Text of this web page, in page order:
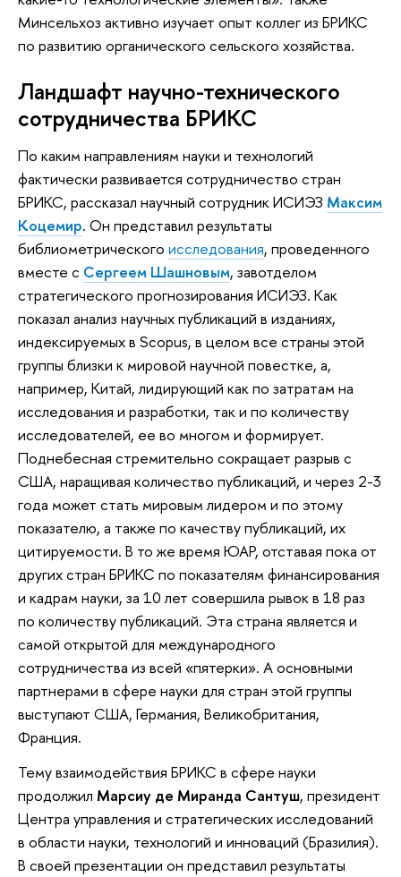
Минсельхоз активно изучает опыт коллег из БРИКС
по развитию органического сельского хозяйства.
Ландшафт научно-технического
сотрудничества БРИКС
По каким направлениям науки и технологий
фактически развивается сотрудничество стран
БРИКС, рассказал научный сотрудник ИСИЭЗ Максим
Коцемир. Он представил результаты
библиометрического исследования, проведенного
вместе с Сергеем Шашновым, завотделом
стратегического прогнозирования ИСИЭЗ. Как
показал анализ научных публикаций в изданиях,
индексируемых в Scopus, в целом все страны этой
группы близки к мировой научной повестке, а,
например, Китай, лидирующий как по затратам на
исследования и разработки, так и по количеству
исследователей, ее во многом и формирует.
Поднебесная стремительно сокращает разрыв с
США, наращивая количество публикаций, и через 2-3
года может стать мировым лидером и по этому
показателю, а также по качеству публикаций, их
цитируемости. В то же время ЮАР, отставая пока от
других стран БРИКС по показателям финансирования
и кадрам науки, за 10 лет совершила рывок в 18 раз
по количеству публикаций. Эта страна является и
самой открытой для международного
сотрудничества из всей «пятерки». А основными
партнерами в сфере науки для стран этой группы
выступают США, Германия, Великобритания,
Франция.
Тему взаимодействия БРИКС в сфере науки
продолжил Mарсиу де Миранда Сантуш, президент
Центра управления и стратегических исследований
в области науки, технологий и инноваций (Бразилия).
В своей презентации он представил результаты